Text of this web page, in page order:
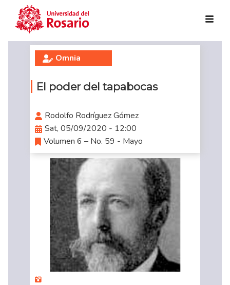
Skip to main content
Omnia
El poder del tapabocas
Rodolfo Rodríguez Gómez
Sat, 05/09/2020 - 12:00
Volumen 6 – No. 59 - Mayo